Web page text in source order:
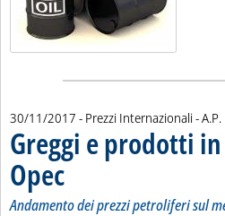
30/11/2017 - Prezzi Internazionali -di:
A.P.
Greggi e prodotti
Opec
. Sottotitolo: Andamento dei prezzi petroliferi sul
. Pubblicata giovedì 30 novembre 2017 alle 13.41.
Andamento dei prezzi petroliferi sul